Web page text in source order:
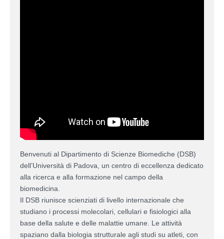
Benvenuti al Dipartimento di Scienze Biomediche (DSB)
dell’Università di Padova, un centro di eccellenza dedicato
alla ricerca e alla formazione nel campo della
biomedicina.
Il DSB riunisce scienziati di livello internazionale che
studiano i processi molecolari, cellulari e fisiologici alla
base della salute e delle malattie umane. Le attività
spaziano dalla biologia strutturale agli studi su atleti, con